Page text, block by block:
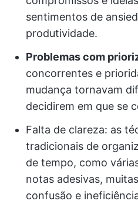
sentimentos de
produtividade.
Problemas com
concorrentes e
mudança tornavam
decidirem em que se
Falta de clareza: as
tradicionais de
de tempo, como
notas adesivas,
confusão e